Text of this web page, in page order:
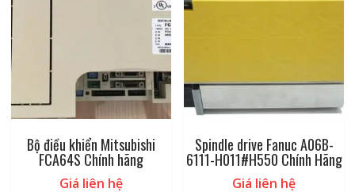
Bộ điều khiển Mitsubishi
FCA64S Chính hãng
Giá liên hệ
Spindle drive Fanuc A06B-
6111-H011#H550 Chính Hãng
Giá liên hệ